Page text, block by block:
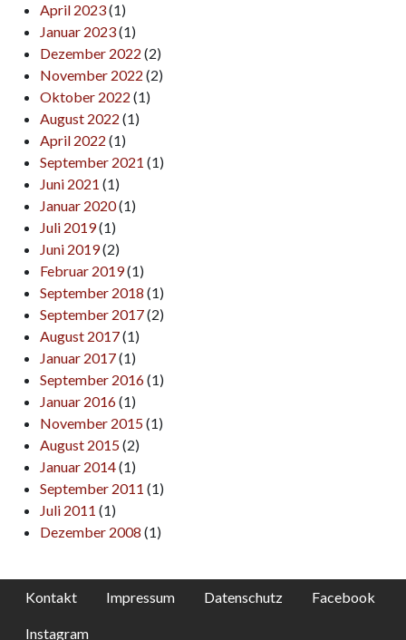
April 2023(1)
Januar 2023(1)
Dezember 2022 (2)
November 2022 (2)
Oktober 2022 (1)
August 2022 (1)
April 2022 (1)
September 2021 (1)
Juni 2021 (1)
Januar 2020(1)
Juli 2019(1)
Juni 2019(2)
Februar 2019(1)
September 2018 (1)
September 2017(2)
August 2017(1)
Januar 2017(1)
September 2016(1)
Januar 2016(1)
November 2015(1)
August 2015(2)
Januar 2014(1)
September 2011 (1)
Juli 2011 (1)
Dezember 2008 (1)
Kontakt Impressum Datenschutz Facebook
Instagram